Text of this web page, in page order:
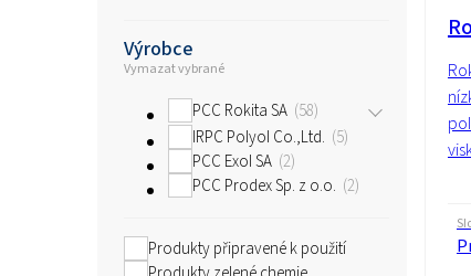
Výrobce
Vymazat vybrané
PCC Rokita SA 58
IRPC Polyol Co.,Ltd. 5
PCC Exol SA 2
PCC Prodex Sp. z o.o. 2
Produkty připravené k použití